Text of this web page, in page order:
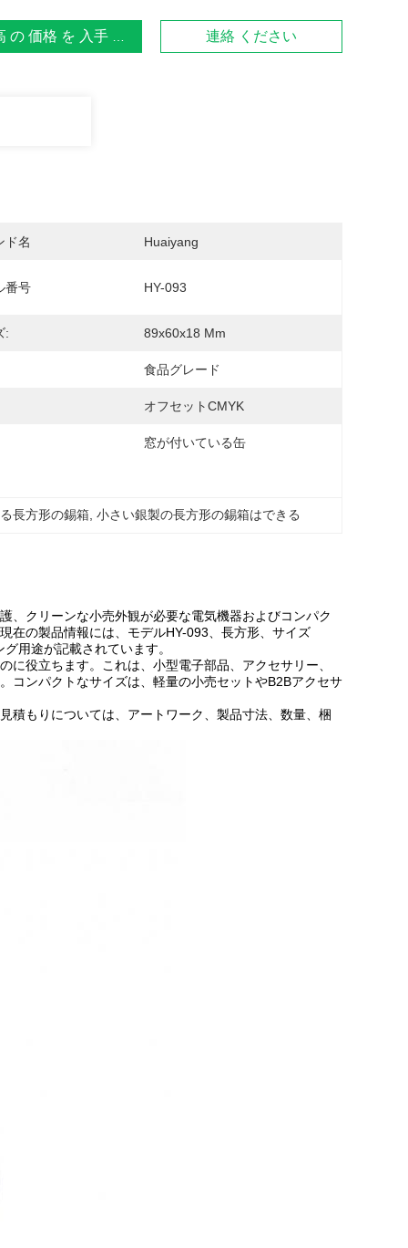
の 価格 を 入手 する 連絡 ください
ド名 Huaiyang
番号 HY-093
: 89x60x18 Mm
食品グレード
オフセットCMYK
窓が付いている缶
長方形の錫箱 , 小さい銀製の長方形の錫箱はできる
、クリーンな小売外観が必要な電気機器およびコンパク
在の製品情報には、モデルHY-093、長方形、サイズ
用途が記載されています。
役立ちます。これは、小型電子部品、アクセサリー、
コンパクトなサイズは、軽量の小売セットやB2Bアクセサ
積もりについては、アートワーク、製品寸法、数量、梱